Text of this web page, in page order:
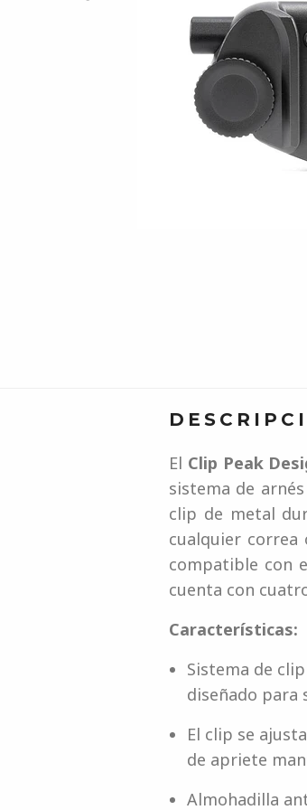
El Clip Peak
sistema de
clip de metal
cualquier correa
compatible con
cuenta con
Características:
Sistema de
diseñado para
El clip se
de apriete
Almohadilla